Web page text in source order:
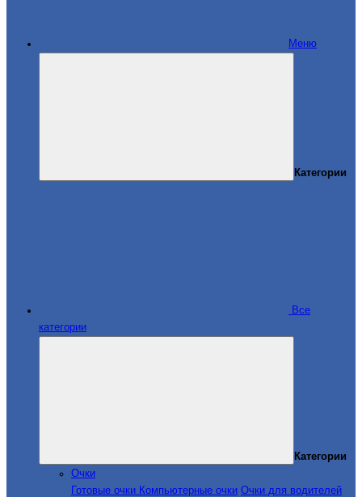
Меню
Категории
Все
категории
Категории
Очки
Готовые очки Компьютерные очки Очки для водителей